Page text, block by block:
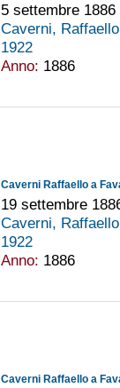
5 settembre 1886
Caverni,
1922
Anno: 1886
Caverni Raffaello a
19 settembre
Caverni,
1922
Anno: 1886
Caverni Raffaello a